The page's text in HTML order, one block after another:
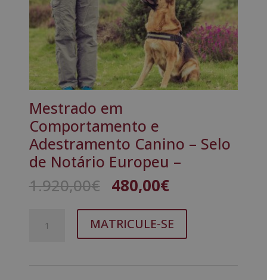
Mestrado em
Comportamento e
Adestramento Canino – Selo
de Notário Europeu –
1.920,00€ O
preço
original
era:
1.920,00€.
480,00€O
preço
atual
é:
480,00€.
MATRICULE-SE